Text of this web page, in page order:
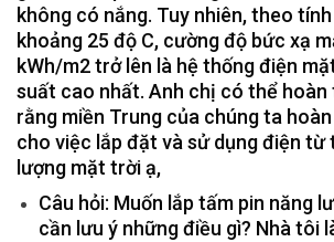
không có nắng. Tuy nhiên, theo
khoảng 25 độ C, cường độ bức xạ
kWh/m2 trở lên là hệ thống điện
suất cao nhất. Anh chị có thể
rằng miền Trung của chúng ta
cho việc lắp đặt và sử dụng điện từ
lượng mặt trời ạ,
Câu hỏi: Muốn lắp tấm pin năng
cần lưu ý những điều gì? Nhà tôi